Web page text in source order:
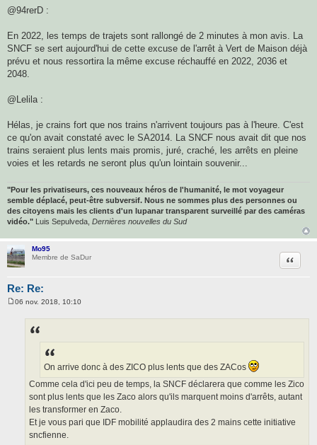
e
s
g
e
@94rerD :
En 2022, les temps de trajets sont rallongé de 2 minutes à mon avis. La
SNCF se sert aujourd'hui de cette excuse de l'arrêt à Vert de Maison déjà
prévu et nous ressortira la même excuse réchauffé en 2022, 2036 et
2048.
@Lelila :
Hélas, je crains fort que nos trains n'arrivent toujours pas à l'heure. C'est
ce qu'on avait constaté avec le SA2014. La SNCF nous avait dit que nos
trains seraient plus lents mais promis, juré, craché, les arrêts en pleine
voies et les retards ne seront plus qu'un lointain souvenir...
"Pour les privatiseurs, ces nouveaux héros de l'humanité, le mot voyageur
semble déplacé, peut-être subversif. Nous ne sommes plus des personnes ou
des citoyens mais les clients d'un lupanar transparent surveillé par des caméras
vidéo." Luis Sepulveda, Dernières nouvelles du Sud
Mo95
Membre de SaDur
Re: Re:
06 nov. 2018, 10:10
On arrive donc à des ZICO plus lents que des ZACos
Comme cela d'ici peu de temps, la SNCF déclarera que comme les Zico
sont plus lents que les Zaco alors qu'ils marquent moins d'arrêts, autant
les transformer en Zaco.
Et je vous pari que IDF mobilité applaudira des 2 mains cette initiative
sncfienne.